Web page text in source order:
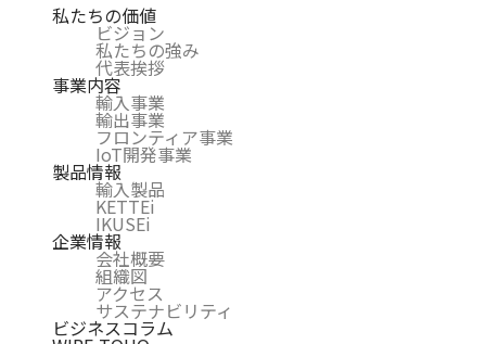
私たちの価値
ビジョン
私たちの強み
代表挨拶
事業内容
輸入事業
輸出事業
フロンティア事業
IoT開発事業
製品情報
輸入製品
KETTEi
IKUSEi
企業情報
会社概要
組織図
アクセス
サステナビリティ
ビジネスコラム